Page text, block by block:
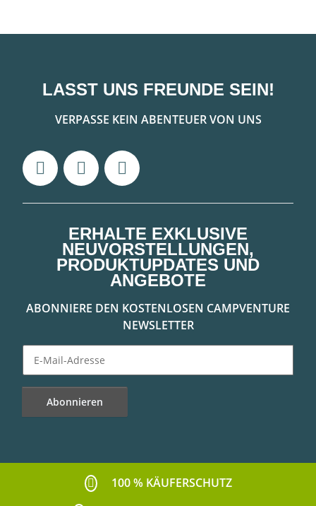
LASST UNS FREUNDE SEIN!
VERPASSE KEIN ABENTEUER VON UNS
ERHALTE EXKLUSIVE
NEUVORSTELLUNGEN,
PRODUKTUPDATES UND
ANGEBOTE
ABONNIERE DEN KOSTENLOSEN CAMPVENTURE
NEWSLETTER
Abonnieren
100 % KÄUFERSCHUTZ